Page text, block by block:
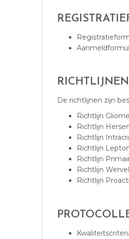
RICHTLIJNEN
De richtlijnen zijn
Richtlijn
Richtlijn
Richtlijn
Richtlijn
Richtlijn
Richtlijn
Richtlijn